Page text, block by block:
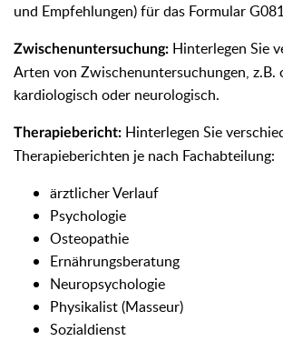
und Empfehlungen) für das Formular
Zwischenuntersuchung: Hinterlegen Sie
Arten von Zwischenuntersuchungen, z.B.
kardiologisch oder neurologisch.
Therapiebericht: Hinterlegen Sie
Therapieberichten je nach Fachabteilung:
ärztlicher Verlauf
Psychologie
Osteopathie
Ernährungsberatung
Neuropsychologie
Physikalist (Masseur)
Sozialdienst